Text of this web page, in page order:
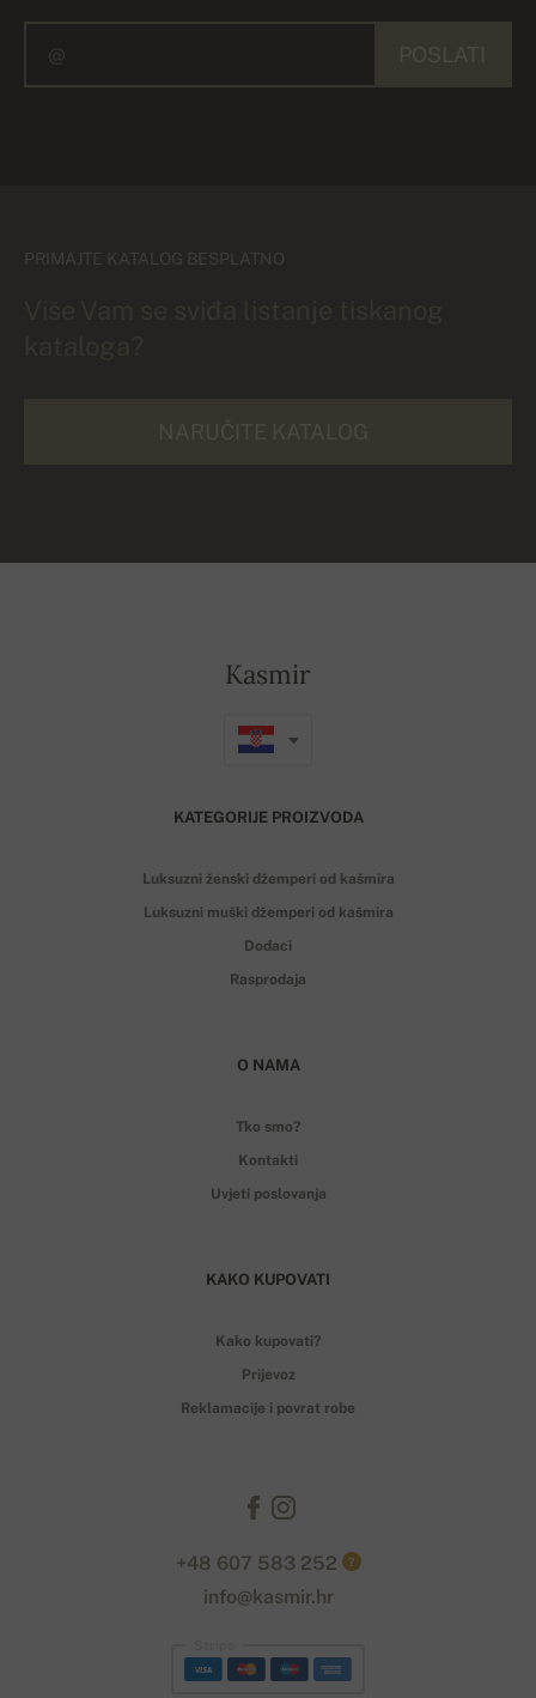
PRIMAJTE KATALOG BESPLATNO
Kasmir
KATEGORIJE PROIZVODA
Luksuzni ženski džemperi od kašmira
Luksuzni muški džemperi od kašmira
Dodaci
Rasprodaja
O NAMA
Tko smo?
Kontakti
Uvjeti poslovanja
KAKO KUPOVATI
Kako kupovati?
Prijevoz
Reklamacije i povrat robe
+48 607 583 252 ?
info@kasmir.hr